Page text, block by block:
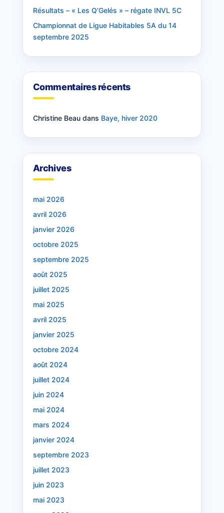
Résultats – « Les Q’Gelés » – régate INVL 5C
Championnat de Ligue Habitables 5A du 14
septembre 2025
Commentaires récents
Christine Beaudans Baye, hiver 2020
Archives
mai 2026
avril 2026
janvier 2026
octobre 2025
septembre 2025
août 2025
juillet 2025
mai 2025
avril 2025
janvier 2025
octobre 2024
août 2024
juillet 2024
juin 2024
mai 2024
mars 2024
janvier 2024
septembre 2023
juillet 2023
juin 2023
mai 2023